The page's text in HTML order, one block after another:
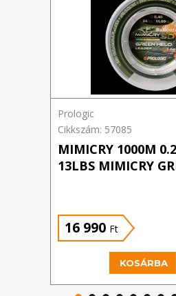
Prologic
Cikkszám: 57085
MIMICRY 1000M
13LBS MIMICRY
16 990 Ft
KOSÁRBA